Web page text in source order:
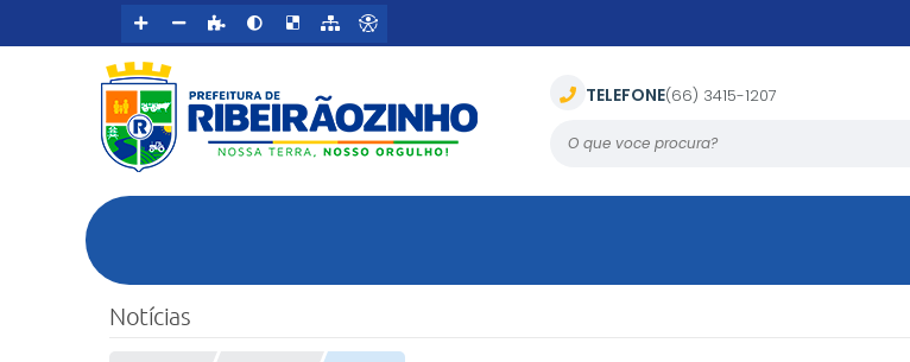
O que voce procura?
TELEFONE(66) 3415-1207
Notícias